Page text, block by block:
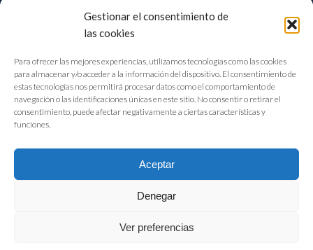
Gestionar el consentimiento de
las cookies
Para ofrecer las mejores experiencias, utilizamos tecnologías como las cookies
para almacenar y/o acceder a la información del dispositivo. El consentimiento de
estas tecnologías nos permitirá procesar datos como el comportamiento de
navegación o las identificaciones únicas en este sitio. No consentir o retirar el
consentimiento, puede afectar negativamente a ciertas características y
funciones.
Aceptar
Denegar
Ver preferencias
FIAB Federación Española de Industrias de la Alimentación y Bebidas